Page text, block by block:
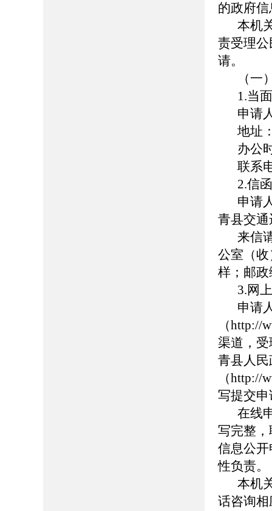
的政府
本机
责受理
请。
（一
1.当
申请
地址
办公
联系
2.信
申请
青县交
来信
公室（
样；邮政
3.网
申请
（http://
渠道，
青县人
（http://
写提交
在线
写完整
信息公
性负责
本机
话咨询